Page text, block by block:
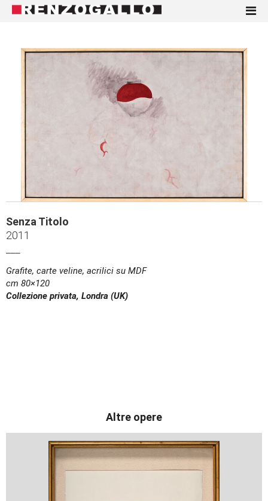
Senza Titolo
2011
Grafite, carte veline, acrilici su MDF
cm 80×120
Collezione privata, Londra (UK)
Altre opere